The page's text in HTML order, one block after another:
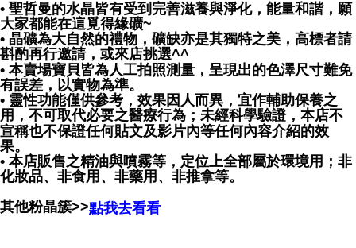
• 聖哲曼的水晶皆有受到完善滋養與淨化，能量和諧，願
大家都能在這覓得緣礦~
• 晶礦為大自然的禮物，礦缺亦是其獨特之美，高標者請
斟酌再行邀請，或來店挑選^^
• 本賣場寶貝皆為人工拍照測量，呈現出的色澤尺寸難免
有誤差，以實物為準。
• 靈性功能僅供參考，效果因人而異，宜作輔助保養之
用，不可取代必要之醫療行為；未經科學驗證，本店不
宣稱也不保證任何貼文及影片內等任何內容介紹的效
果。
• 本店販售之精油與噴霧等，定位上全部屬於環境用；非
化妝品、非食用、非藥用、非推拿等。
其他粉晶簇>>點我去看看